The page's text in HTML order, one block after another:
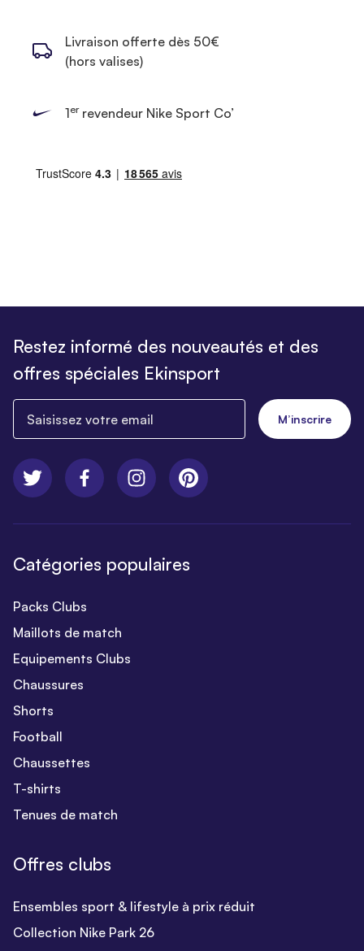
Livraison offerte dès 50€
(hors valises)
1errevendeur Nike Sport Co’
Restez informé des nouveautés et des
offres spéciales Ekinsport
M’inscrire
Catégories populaires
Packs Clubs
Maillots de match
Equipements Clubs
Chaussures
Shorts
Football
Chaussettes
T-shirts
Tenues de match
Offres clubs
Ensembles sport & lifestyle à prix réduit
Collection Nike Park 26